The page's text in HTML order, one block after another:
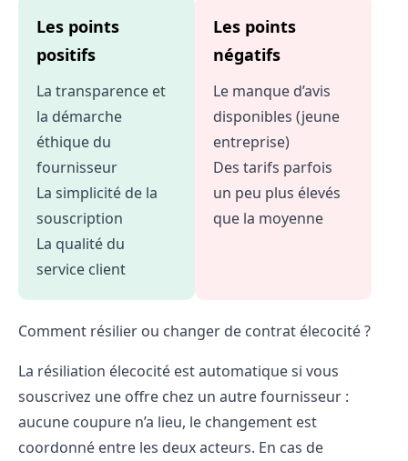
Les points
positifs
La transparence et
la démarche
éthique du
fournisseur
La simplicité de la
souscription
La qualité du
service client
Les points
négatifs
Le manque d’avis
disponibles (jeune
entreprise)
Des tarifs parfois
un peu plus élevés
que la moyenne
Comment résilier ou changer de contrat élecocité ?
La résiliation élecocité est automatique si vous
souscrivez une offre chez un autre fournisseur :
aucune coupure n’a lieu, le changement est
coordonné entre les deux acteurs. En cas de